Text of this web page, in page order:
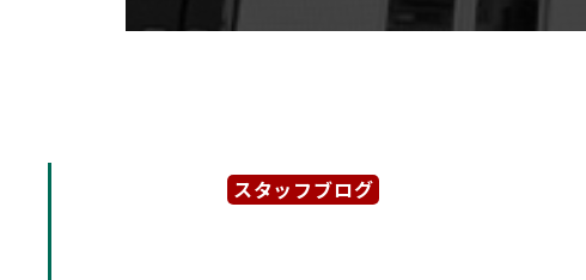
スタッフブログ